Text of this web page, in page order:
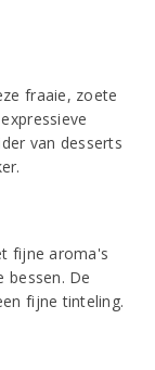
fraaie, zoete
van desserts
fijne aroma's
bessen. De
fijne tinteling.